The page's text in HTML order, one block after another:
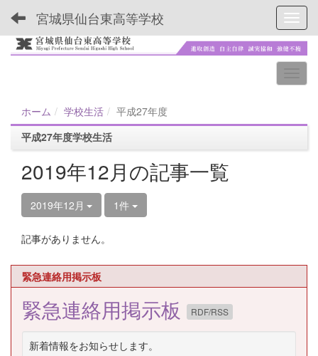
宮城県仙台東高等学校
ホーム 学校生活
平成27年度
平成27年度学校生活
2019年12月の記事一覧
2019年12月 1件
記事がありません。
緊急連絡用掲示板
緊急連絡用掲示板 RDF/RSS
新着情報をお知らせします。